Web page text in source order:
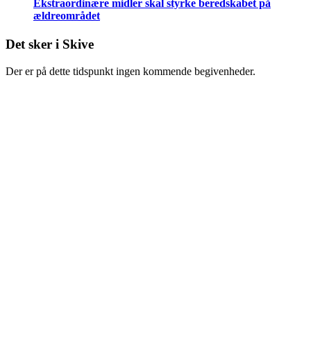
Ekstraordinære midler skal styrke beredskabet på
ældreområdet
Det sker i Skive
Der er på dette tidspunkt ingen kommende begivenheder.